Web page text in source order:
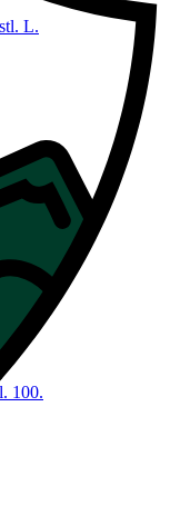
L.
100.